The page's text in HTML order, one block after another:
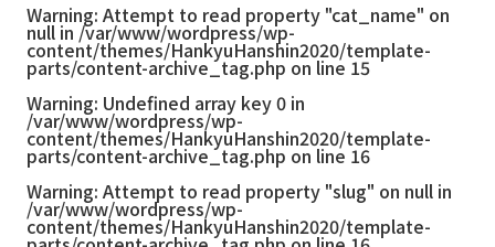
Warning: Attempt to read property "cat_name" on
null in /var/www/wordpress/wp-
content/themes/HankyuHanshin2020/template-
parts/content-archive_tag.php on line 15
Warning: Undefined array key 0 in
/var/www/wordpress/wp-
content/themes/HankyuHanshin2020/template-
parts/content-archive_tag.php on line 16
Warning: Attempt to read property "slug" on null in
/var/www/wordpress/wp-
content/themes/HankyuHanshin2020/template-